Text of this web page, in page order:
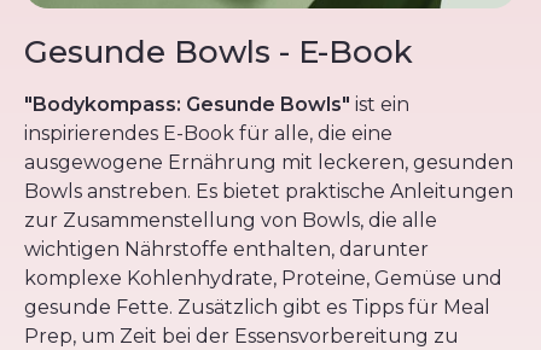
Gesunde Bowls - E-Book
"Bodykompass: Gesunde Bowls" ist ein
inspirierendes E-Book für alle, die eine
ausgewogene Ernährung mit leckeren, gesunden
Bowls anstreben. Es bietet praktische Anleitungen
zur Zusammenstellung von Bowls, die alle
wichtigen Nährstoffe enthalten, darunter
komplexe Kohlenhydrate, Proteine, Gemüse und
gesunde Fette. Zusätzlich gibt es Tipps für Meal
Prep, um Zeit bei der Essensvorbereitung zu